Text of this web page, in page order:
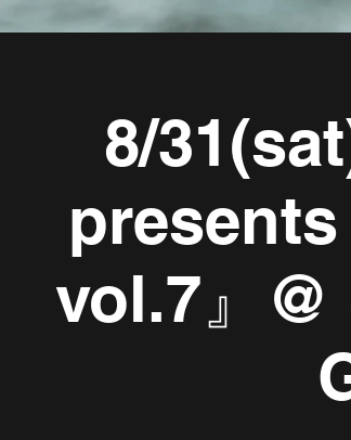
8/
vol.7』@